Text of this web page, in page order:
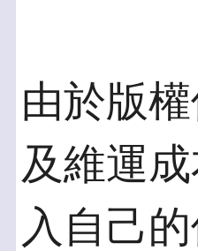
由於版
及維運
入自己